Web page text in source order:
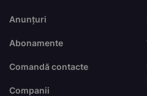
Anunțuri
Abonamente
Comandă contacte
Companii